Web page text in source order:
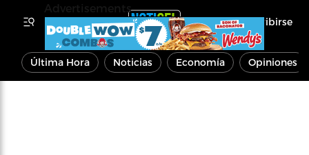
Inscribirse
Última Hora Noticias Economía Opiniones
Advertisements